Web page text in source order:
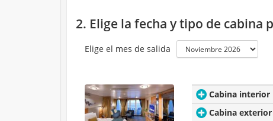
2. Elige la fecha y tipo de cabina
Elige el mes de salida
Cabina interior
Cabina exterior